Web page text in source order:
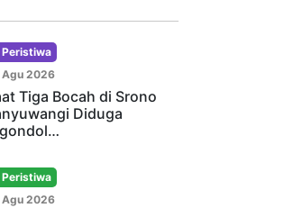
Peristiwa
2026
Tiga Bocah di Srono
Diduga
Peristiwa
2026